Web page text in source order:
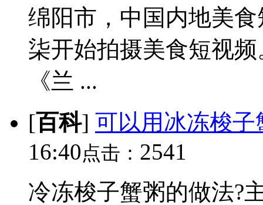
绵阳市，中国内地美
柒开始拍摄美食短视
《兰 ...
[百科] 可以用冰冻梭子
16:40点击： 2541
冷冻梭子蟹粥的做法?